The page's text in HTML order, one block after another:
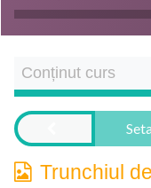
Conținut curs
Trunchiul